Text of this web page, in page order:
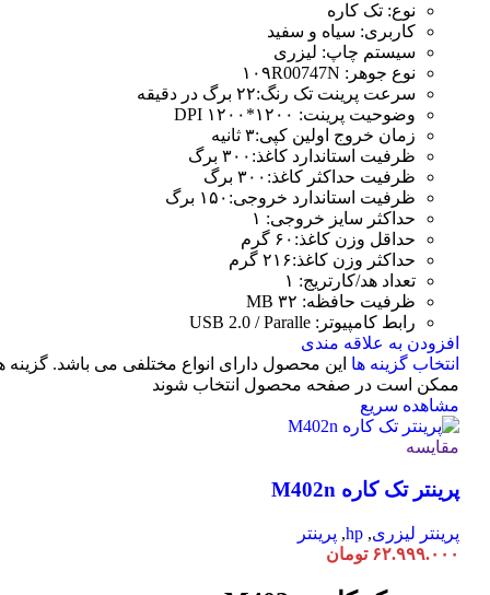
نوع: تک کاره
کاربری: سیاه و سفید
سیستم چاپ: لیزری
نوع جوهر: ۱۰۹R00747N
سرعت پرینت تک رنگ:۲۲ برگ در دقیقه
وضوحیت پرینت: ۱۲۰۰*۱۲۰۰ DPI
زمان خروج اولین کپی:۳ ثانیه
ظرفیت استاندارد کاغذ:۳۰۰ برگ
ظرفیت حداکثر کاغذ:۳۰۰ برگ
ظرفیت استاندارد خروجی:۱۵۰ برگ
حداکثر سایز خروجی: ۱
حداقل وزن کاغذ:۶۰ گرم
حداکثر وزن کاغذ:۲۱۶ گرم
تعداد هد/کارتریج: ۱
ظرفیت حافظه: ۳۲ MB
رابط کامپیوتر: USB 2.0 / Paralle
افزودن به علاقه مندی
انتخاب گزینه ها این محصول دارای انواع مختلفی می باشد. گزینه
ممکن است در صفحه محصول انتخاب شوند
مشاهده سریع
مقایسه
پرینتر تک کاره M402n
پرینتر لیزری,
hp
, پرینتر
۶۲.۹۹۹.۰۰۰ تومان